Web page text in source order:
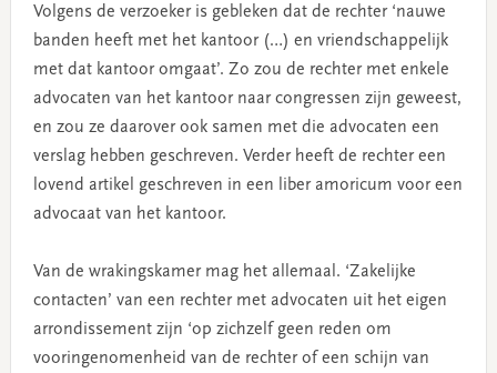
Volgens de verzoeker is gebleken dat de rechter ‘nauwe
banden heeft met het kantoor (…) en vriendschappelijk
met dat kantoor omgaat’. Zo zou de rechter met enkele
advocaten van het kantoor naar congressen zijn geweest,
en zou ze daarover ook samen met die advocaten een
verslag hebben geschreven. Verder heeft de rechter een
lovend artikel geschreven in een liber amoricum voor een
advocaat van het kantoor.
Van de wrakingskamer mag het allemaal. ‘Zakelijke
contacten’ van een rechter met advocaten uit het eigen
arrondissement zijn ‘op zichzelf geen reden om
vooringenomenheid van de rechter of een schijn van